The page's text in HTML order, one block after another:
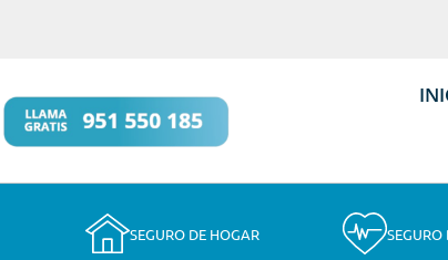
SEGURO DE HOGAR SEGURO